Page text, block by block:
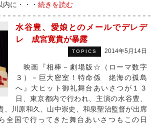
に・・・ 続きを読む
水谷豊、愛娘とのメールでデレデ
レ 成宮寛貴が暴露
TOPICS 2014年5月14日
映画『相棒－劇場版☆（ローマ数字
３）－巨大密室！特命係 絶海の孤島
へ』大ヒット御礼舞台あいさつが１３
日、東京都内で行われ、主演の水谷豊、
、川原和久、山中崇史、和泉聖治監督が出席
国で行ってきた舞台あいさつもこの日